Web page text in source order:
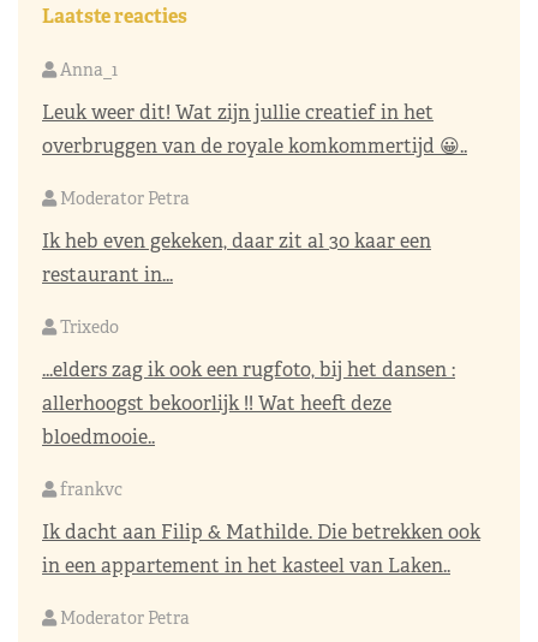
Laatste reacties
Anna_1
Leuk weer dit! Wat zijn jullie creatief in het
overbruggen van de royale komkommertijd 😀..
Moderator Petra
Ik heb even gekeken, daar zit al 30 kaar een
restaurant in...
Trixedo
...elders zag ik ook een rugfoto, bij het dansen :
allerhoogst bekoorlijk !! Wat heeft deze
bloedmooie..
frankvc
Ik dacht aan Filip & Mathilde. Die betrekken ook
in een appartement in het kasteel van Laken..
Moderator Petra